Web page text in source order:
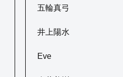
五輪真弓
井上陽水
Eve